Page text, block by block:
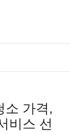
소 가격,
비스 선